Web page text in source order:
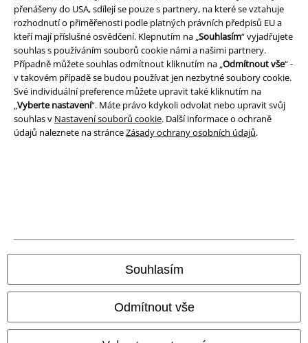
přenášeny do USA, sdílejí se pouze s partnery, na které se vztahuje
rozhodnutí o přiměřenosti podle platných právních předpisů EU a
kteří mají příslušné osvědčení. Klepnutím na „Souhlasím“ vyjadřujete
souhlas s používáním souborů cookie námi a našimi partnery.
Případně můžete souhlas odmítnout kliknutím na „Odmítnout vše“ -
v takovém případě se budou používat jen nezbytné soubory cookie.
Své individuální preference můžete upravit také kliknutím na
„Vyberte nastavení“. Máte právo kdykoli odvolat nebo upravit svůj
souhlas v Nastavení souborů cookie. Další informace o ochraně
údajů naleznete na stránceZásady ochrany osobních údajů.
Souhlasím
Odmítnout vše
Prohlášení
Ochrana osobních údajů
Likvidace odpadu a ochrana životního prostředí
Prohlášení o shodě
Naše online obchody